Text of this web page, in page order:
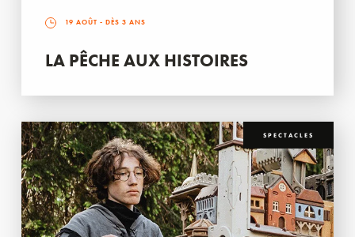
19 AOÛT - DÈS 3 ANS
LA PÊCHE AUX HISTOIRES
SPECTACLES